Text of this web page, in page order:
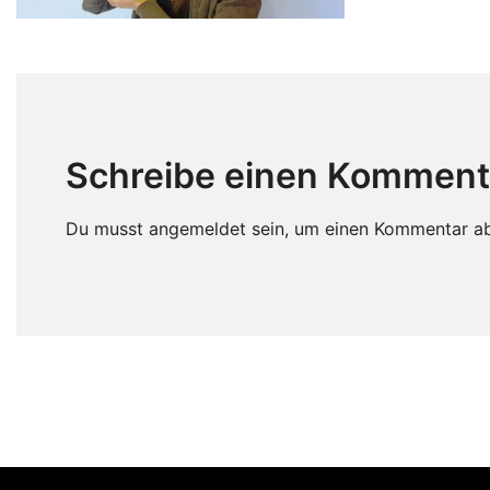
Schreibe einen
Du musst angemeldet sein, um einen Kommentar